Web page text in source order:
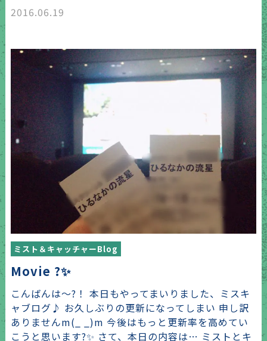
2016.06.19
ミスト＆キャッチャーBlog
Movie ?✨
こんばんは〜?！ 本日もやってまいりました、ミスキ
ャブログ♪ お久しぶりの更新になってしまい 申し訳
ありませんm(_ _)m 今後はもっと更新率を高めてい
こうと思います?✨ さて、本日の内容は… ミストとキ